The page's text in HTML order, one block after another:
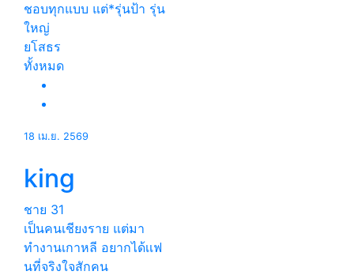
ชอบทุกแบบ แต่*รุ่นป้า รุ่น
ใหญ่
ยโสธร
ทั้งหมด
18 เม.ย. 2569
king
ชาย 31
เป็นคนเชียงราย แต่มา
ทำงานเกาหลี อยากได้เเฟ
นที่จริงใจสักคน